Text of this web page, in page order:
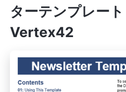
ターテンプレー
Vertex42